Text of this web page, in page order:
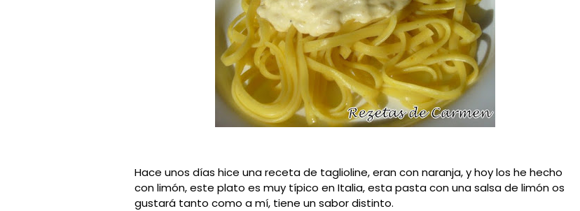
Hace unos días hice una receta de taglioline, eran con naranja, y hoy los he hecho
con limón, este plato es muy típico en Italia, esta pasta con una salsa de limón os
gustará tanto como a mí, tiene un sabor distinto.